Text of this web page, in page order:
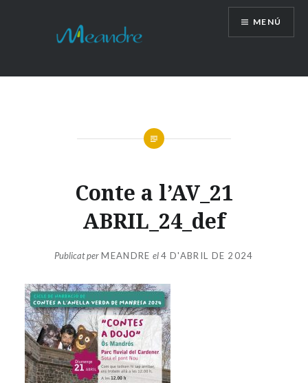
MENÚ
Conte a l’AV_21
ABRIL_24_def
Publicat perMEANDRE el4 D'ABRIL DE 2024